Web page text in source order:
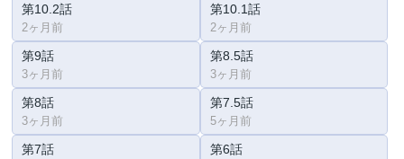
第10.2話
2ヶ月前
第10.1話
2ヶ月前
第9話
3ヶ月前
第8.5話
3ヶ月前
第8話
3ヶ月前
第7.5話
5ヶ月前
第7話 第6話